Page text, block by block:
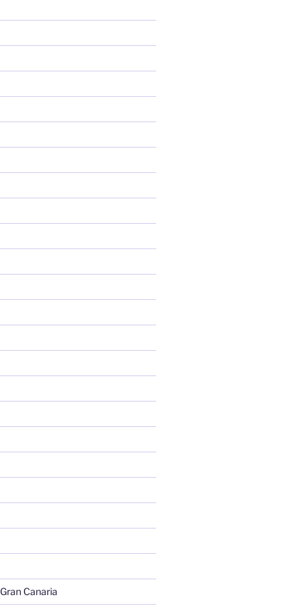
Canaria